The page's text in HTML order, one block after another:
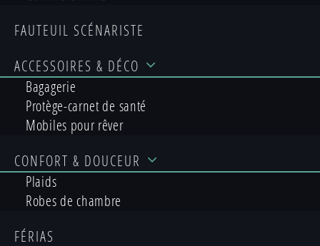
FAUTEUIL SCÉNARISTE
ACCESSOIRES & DÉCO
Bagagerie
Protège-carnet de santé
Mobiles pour rêver
CONFORT & DOUCEUR
Plaids
Robes de chambre
FÉRIAS
Accueil/ Linge de bain /
NOTRE GAMME
PERSONNALISABLE POUR
ENFANTS
constituée de produits de qualité durable